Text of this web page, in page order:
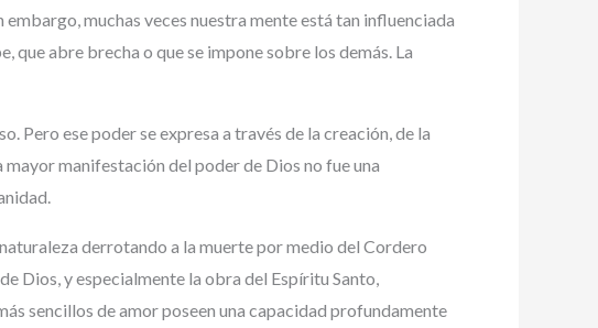
muchas veces nuestra mente está tan influenciada
que abre brecha o que se impone sobre los demás. La
Pero ese poder se expresa a través de la creación, de la
mayor manifestación del poder de Dios no fue una
derrotando a la muerte por medio del Cordero
Dios, y especialmente la obra del Espíritu Santo,
sencillos de amor poseen una capacidad profundamente